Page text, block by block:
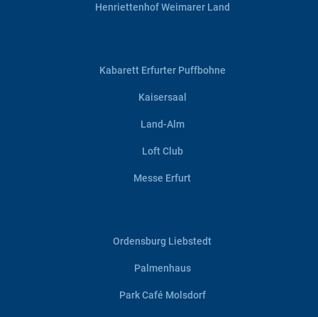
Henriettenhof Weimarer Land
Kabarett Erfurter Puffbohne
Kaisersaal
Land-Alm
Loft Club
Messe Erfurt
Ordensburg Liebstedt
Palmenhaus
Park Café Molsdorf